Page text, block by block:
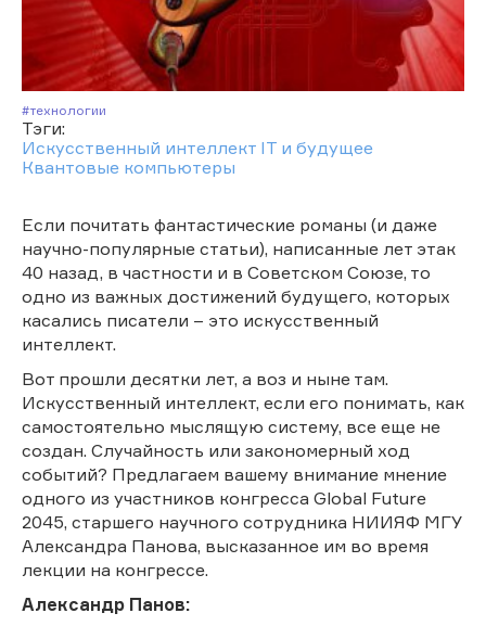
#Технологии
Тэги:
Искусственный интеллект IT и будущее
Квантовые компьютеры
Если почитать фантастические романы (и даже
научно-популярные статьи), написанные лет этак
40 назад, в частности и в Советском Союзе, то
одно из важных достижений будущего, которых
касались писатели – это искусственный
интеллект.
Вот прошли десятки лет, а воз и ныне там.
Искусственный интеллект, если его понимать, как
самостоятельно мыслящую систему, все еще не
создан. Случайность или закономерный ход
событий? Предлагаем вашему внимание мнение
одного из участников конгресса Global Future
2045, старшего научного сотрудника НИИЯФ МГУ
Александра Панова, высказанное им во время
лекции на конгрессе.
Александр Панов: